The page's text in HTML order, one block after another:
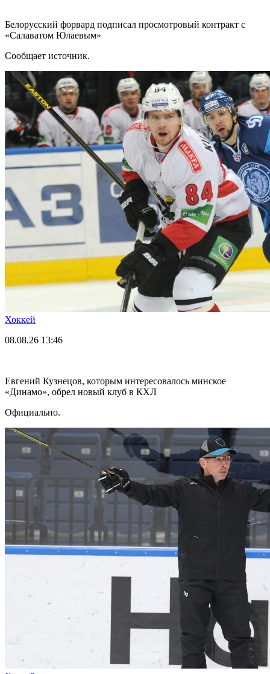
Белорусский форвард подписал просмотровый контракт с
«Салаватом Юлаевым»
Сообщает источник.
Хоккей
08.08.26 13:46
Евгений Кузнецов, которым интересовалось минское
«Динамо», обрел новый клуб в КХЛ
Официально.